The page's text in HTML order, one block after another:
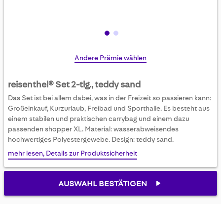
Skip
the
beginning
of
the
images
gallery
Andere Prämie wählen
reisenthel® Set 2-tlg., teddy sand
Das Set ist bei allem dabei, was in der Freizeit so passieren kann:
Großeinkauf, Kurzurlaub, Freibad und Sporthalle. Es besteht aus
einem stabilen und praktischen carrybag und einem dazu
passenden shopper XL. Material: wasserabweisendes
hochwertiges Polyestergewebe. Design: teddy sand.
mehr lesen, Details zur Produktsicherheit
AUSWAHL BESTÄTIGEN